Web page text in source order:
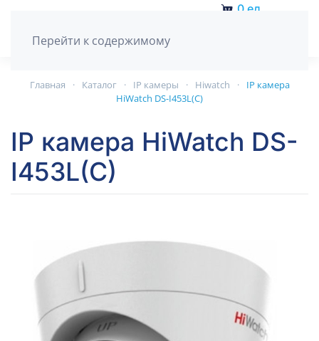
Перейти к содержимому
0 ед.
Главная Каталог IP камеры Hiwatch
IP камера
HiWatch DS-I453L(C)
IP камера HiWatch DS-
I453L(C)